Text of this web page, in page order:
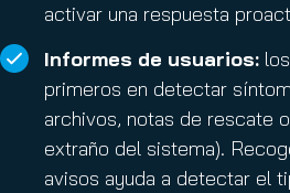
activar una respuesta
Informes de usuarios:
primeros en detectar
archivos, notas de rescate
extraño del sistema).
avisos ayuda a detectar el